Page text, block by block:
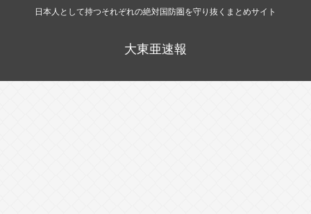
日本人として持つそれぞれの絶対国防圏を守り抜くまとめサイト
大東亜速報